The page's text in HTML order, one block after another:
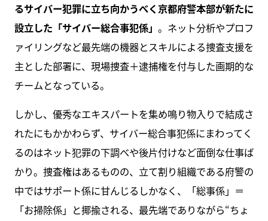
るサイバー犯罪に立ち向かうべく京都府警本部が新たに
設立した「サイバー総合事犯係」 。ネット分析やプロフ
ァイリングなど最先端の機器とスキルによる捜査支援を
主とした部署に、現場捜査＋逮捕権を付与した画期的な
チームとなっている。
しかし、優秀なエキスパートを集め鳴り物入りで結成さ
れたにもかかわらず、サイバー総合事犯係にまわってく
るのはネット犯罪の下調べや後片付けなど面倒な仕事ば
かり。捜査権はあるものの、立て割り組織である府警の
中ではサポート係に甘んじるしかなく、「総事係」＝
「お掃除係」と揶揄される、最先端でありながら“ちょ